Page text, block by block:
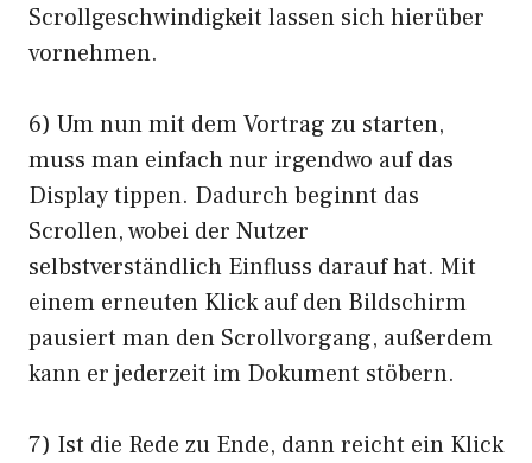
Scrollgeschwindigkeit lassen sich hierüber
vornehmen.
6) Um nun mit dem Vortrag zu starten,
muss man einfach nur irgendwo auf das
Display tippen. Dadurch beginnt das
Scrollen, wobei der Nutzer
selbstverständlich Einfluss darauf hat. Mit
einem erneuten Klick auf den Bildschirm
pausiert man den Scrollvorgang, außerdem
kann er jederzeit im Dokument stöbern.
7) Ist die Rede zu Ende, dann reicht ein Klick